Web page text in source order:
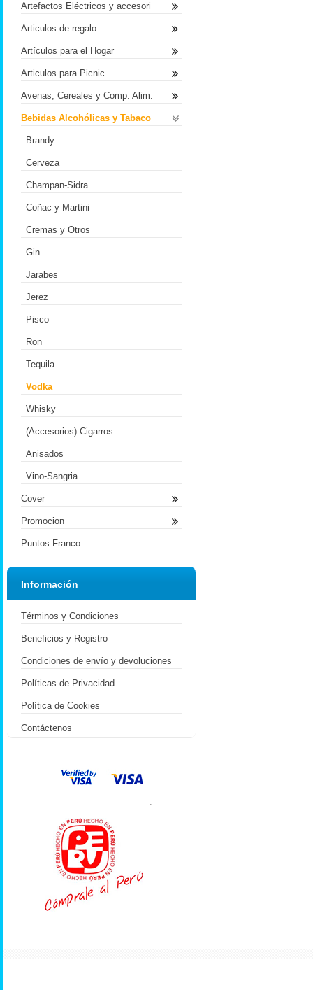
Artefactos Eléctricos y accesori
Articulos de regalo
Artículos para el Hogar
Articulos para Picnic
Avenas, Cereales y Comp. Alim.
Bebidas Alcohólicas y Tabaco
Brandy
Cerveza
Champan-Sidra
Coñac y Martini
Cremas y Otros
Gin
Jarabes
Jerez
Pisco
Ron
Tequila
Vodka
Whisky
(Accesorios) Cigarros
Anisados
Vino-Sangria
Cover
Promocion
Puntos Franco
Información
Términos y Condiciones
Beneficios y Registro
Condiciones de envío y devoluciones
Políticas de Privacidad
Política de Cookies
Contáctenos
.